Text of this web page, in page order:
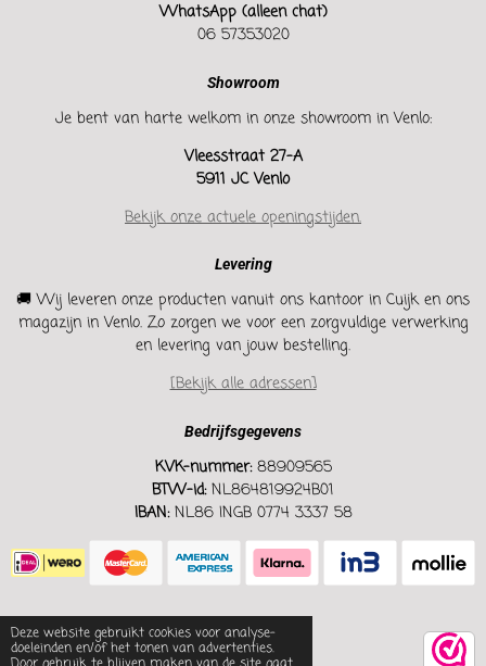
Deze website gebruikt cookies voor analyse-
doeleinden en/of het tonen van advertenties.
WhatsApp (alleen chat)
06 57353020
Showroom
Je bent van harte welkom in onze showroom in Venlo:
Vleesstraat 27-A
5911 JC Venlo
Bekijk onze actuele openingstijden.
Levering
🚚 Wij leveren onze producten vanuit ons kantoor in Cuijk en ons
magazijn in Venlo. Zo zorgen we voor een zorgvuldige verwerking
en levering van jouw bestelling.
[Bekijk alle adressen]
Bedrijfsgegevens
KVK-nummer:88909565
BTW-id:NL864819924B01
IBAN:NL86 INGB 0774 3337 58